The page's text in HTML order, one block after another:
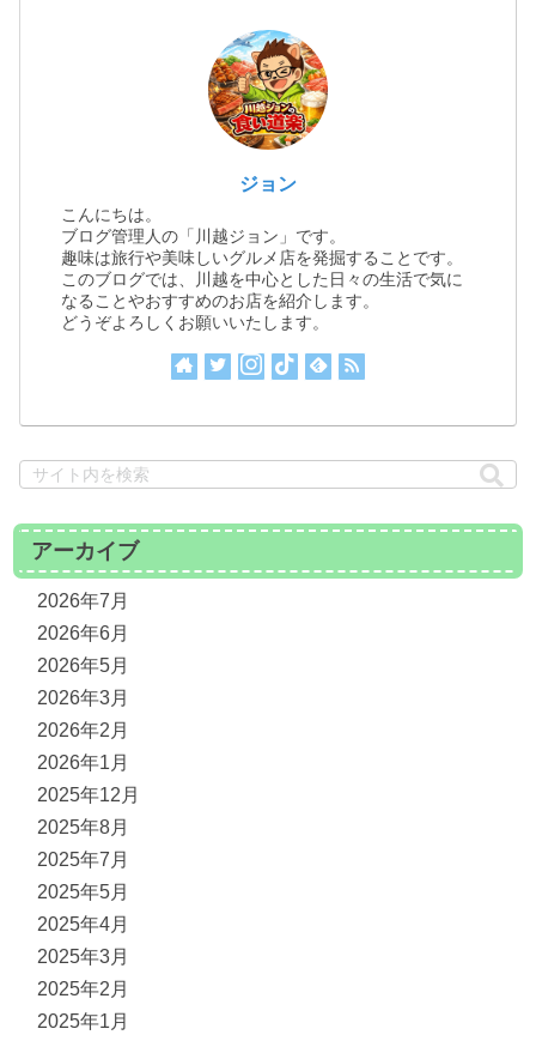
ジョン
こんにちは。
ブログ管理人の「川越ジョン」です。
趣味は旅行や美味しいグルメ店を発掘することです。
このブログでは、川越を中心とした日々の生活で気に
なることやおすすめのお店を紹介します。
どうぞよろしくお願いいたします。
アーカイブ
2026年7月
2026年6月
2026年5月
2026年3月
2026年2月
2026年1月
2025年12月
2025年8月
2025年7月
2025年5月
2025年4月
2025年3月
2025年2月
2025年1月